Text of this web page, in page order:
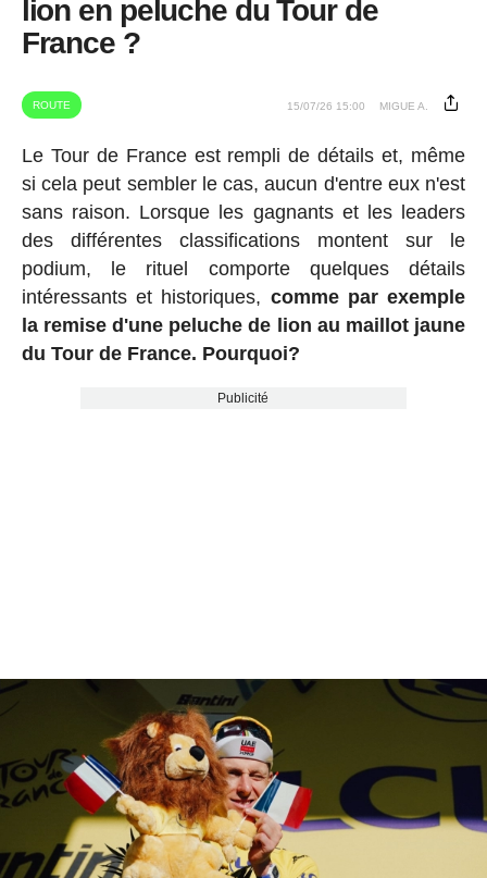
lion en peluche du Tour de
France ?
ROUTE 15/07/26 15:00 MIGUE A.
Le Tour de France est rempli de détails et, même
si cela peut sembler le cas, aucun d'entre eux n'est
sans raison. Lorsque les gagnants et les leaders
des différentes classifications montent sur le
podium, le rituel comporte quelques détails
intéressants et historiques, comme par exemple
la remise d'une peluche de lion au maillot jaune
du Tour de France. Pourquoi?
Publicité